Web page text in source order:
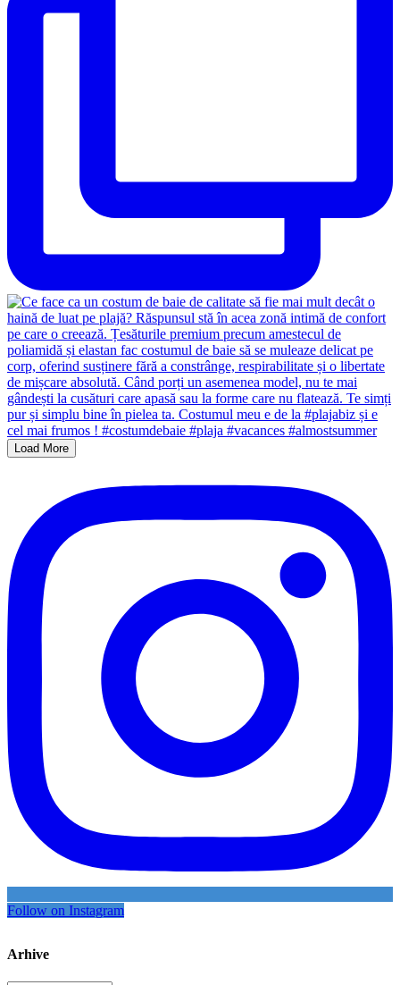
Load More
Follow on Instagram
Arhive